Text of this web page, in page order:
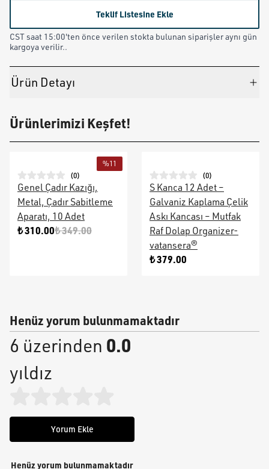
Teklif Listesine Ekle
CST saat 15:00'ten önce verilen stokta bulunan siparişler aynı gün
kargoya verilir..
Ürün Detayı
Ürünlerimizi Keşfet!
%11
(0)
Genel Çadır Kazığı,
Metal, Çadır Sabitleme
Aparatı, 10 Adet
₺ 310.00₺ 349.00
(0)
S Kanca 12 Adet –
Galvaniz Kaplama Çelik
Askı Kancası – Mutfak
Raf Dolap Organizer-
vatansera®
₺ 379.00
Henüz yorum bulunmamaktadır
6 üzerinden 0.0
yıldız
Yorum Ekle
Henüz yorum bulunmamaktadır